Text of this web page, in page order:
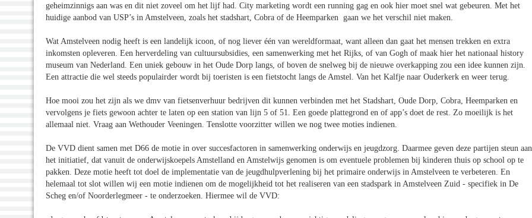
geheimzinnigs aan was en dit niet zoveel om het lijf had. City marketing wordt een running gag en ook hier moet snel wat gebeuren. Met het
huidige aanbod van USP’s in Amstelveen, zoals het stadshart, Cobra of de Heemparken gaan we het verschil niet maken.
Wat Amstelveen nodig heeft is een landelijk icoon, of nog liever één van wereldformaat, want alleen dan gaat het mensen trekken en extra
inkomsten opleveren. Een herverdeling van cultuursubsidies, een samenwerking met het Rijks, of van Gogh of maak hier het nationaal history
museum van Nederland. Een uniek gebouw in het Oude Dorp langs, of boven de snelweg bij de nieuwe overkapping zou een idee kunnen zijn.
Een attractie die wel steeds populairder wordt bij toeristen is een fietstocht langs de Amstel. Van het Kalfje naar Ouderkerk en weer terug.
Hoe mooi zou het zijn als we dmv van fietsenverhuur bedrijven dit kunnen verbinden met het Stadshart, Oude Dorp, Cobra, Heemparken en
vervolgens je fiets gewoon achter te laten op een station van lijn 5 of 51. Een goede plattegrond en of app’s doet de rest. Zo moeilijk is het
allemaal niet. Vraag aan Wethouder Veeningen. Tenslotte voorzitter willen we nog twee moties indienen.
De VVD dient samen met D66 de motie in over succesfactoren in samenwerking onderwijs en jeugdzorg. Daarmee geven deze partijen steun aan
het initiatief, dat vanuit de onderwijskoepels Amstelland en Amstelwijs genomen is om eventuele problemen bij kinderen thuis op school op te
pakken. Deze motie heeft tot doel de implementatie van de jeugdhulpverlening bij het primaire onderwijs in Amstelveen te verbeteren. En
helemaal tot slot willen wij een motie indienen om de mogelijkheid tot het realiseren van een stadspark in Amstelveen Zuid - specifiek in De
Scheg en/of Noorderlegmeer - te onderzoeken. Hiermee wil de VVD: